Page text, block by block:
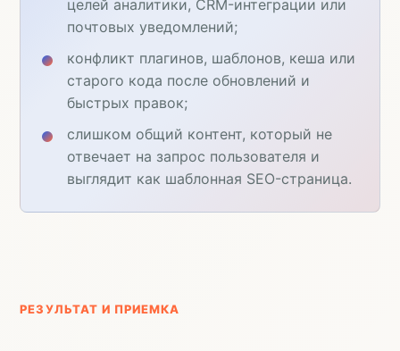
целей аналитики, CRM-интеграции или
почтовых уведомлений;
конфликт плагинов, шаблонов, кеша или
старого кода после обновлений и
быстрых правок;
слишком общий контент, который не
отвечает на запрос пользователя и
выглядит как шаблонная SEO-страница.
РЕЗУЛЬТАТ И ПРИЕМКА